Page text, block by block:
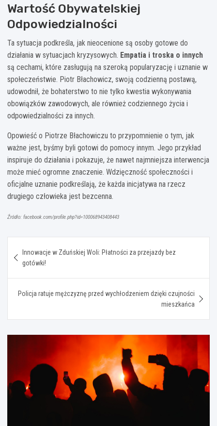
Wartość Obywatelskiej
Odpowiedzialności
Ta sytuacja podkreśla, jak nieocenione są osoby gotowe do
działania w sytuacjach kryzysowych. Empatia i troska o innych
są cechami, które zasługują na szeroką popularyzację i uznanie w
społeczeństwie. Piotr Błachowicz, swoją codzienną postawą,
udowodnił, że bohaterstwo to nie tylko kwestia wykonywania
obowiązków zawodowych, ale również codziennego życia i
odpowiedzialności za innych.
Opowieść o Piotrze Błachowiczu to przypomnienie o tym, jak
ważne jest, byśmy byli gotowi do pomocy innym. Jego przykład
inspiruje do działania i pokazuje, że nawet najmniejsza interwencja
może mieć ogromne znaczenie. Wdzięczność społeczności i
oficjalne uznanie podkreślają, że każda inicjatywa na rzecz
drugiego człowieka jest bezcenna.
Źródło: facebook.com/profile.php?id=100068943408443
wpisu
Innowacje w Zduńskiej Woli: Płatności za przejazdy bez
gotówki!
Policja ratuje mężczyznę przed wychłodzeniem dzięki czujności
mieszkańca